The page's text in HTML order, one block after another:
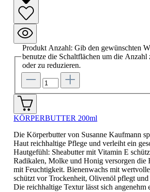
Produkt Anzahl: Gib den gewünschten
benutze die Schaltflächen um die Anzahl
oder zu reduzieren.
KÖRPERBUTTER 200ml
Die Körperbutter von Susanne Kaufmann
Haut reichhaltige Pflege und verleiht ein
Hautgefühl: Sheabutter mit Vitamin E
Radikalen, Molke und Honig versorgen die
mit Feuchtigkeit. Bienenwachs mit
schützt vor Trockenheit, Olivenöl pflegt
Die reichhaltige Textur lässt sich angenehm